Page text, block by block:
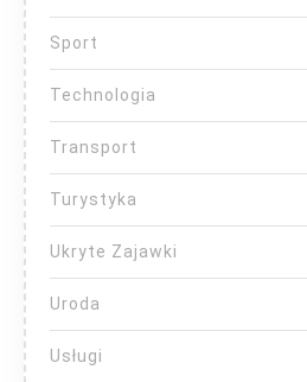
Sport
Technologia
Transport
Turystyka
Ukryte Zajawki
Uroda
Usługi